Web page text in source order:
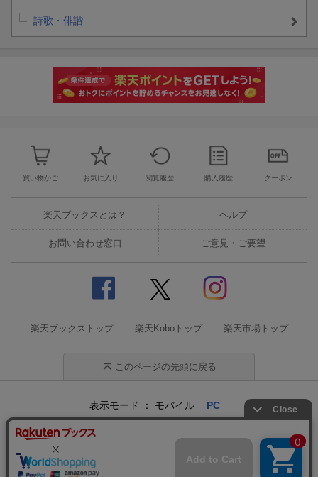
詩歌・俳諧
買い物かご お気に入り 閲覧履歴 購入履歴 クーポン
楽天ブックスとは？ ヘルプ
お問い合わせ窓口 ご意見・ご要望
楽天ブックストップ 楽天Koboトップ 楽天市場トップ
このページの先頭に戻る
表示モード モバイル PC
企業情報 個人情報保護方針